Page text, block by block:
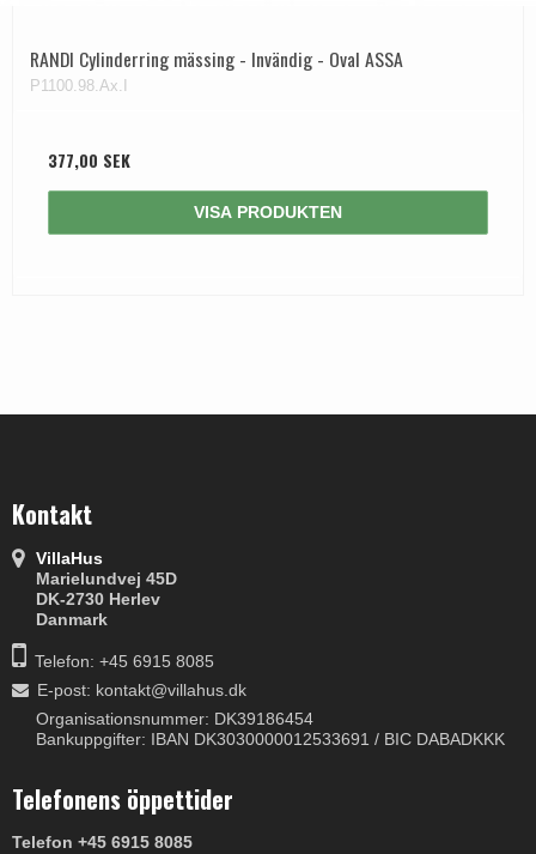
RANDI Cylinderring mässing - Invändig - Oval ASSA
P1100.98.Ax.I
377,00 SEK
VISA PRODUKTEN
Kontakt
VillaHus
Marielundvej 45D
DK-2730 Herlev
Danmark
Telefon: +45 6915 8085
E-post: kontakt@villahus.dk
Organisationsnummer: DK39186454
Bankuppgifter: IBAN DK3030000012533691 / BIC DABADKKK
Telefonens öppettider
Telefon +45 6915 8085